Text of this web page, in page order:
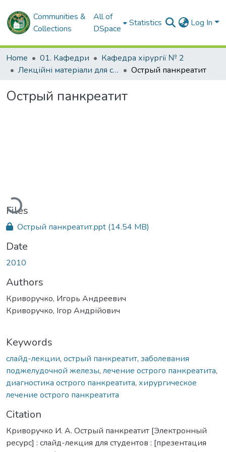
Communities &
Collections
All of
DSpace
Statistics Log In
Home 01. Кафедри
Кафедра хірургії № 2
Лекційні матеріали для студентів. Кафедра хірургії № 2
Острый панкреатит
Острый панкреатит
Files
Острый панкреатит.ppt (14.54 MB)
Date
2010
Authors
Криворучко, Игорь Андреевич
Криворучко, Ігор Андрійович
Keywords
слайд-лекции, острый панкреатит, заболевания
поджелудочной железы, лечение острого панкреатита,
диагностика острого панкреатита, хирургическое
лечение острого панкреатита
Citation
Криворучко И. А. Острый панкреатит [Электронный
ресурс] : слайд-лекция для студентов : [презентация